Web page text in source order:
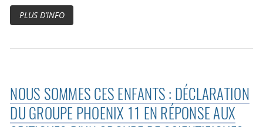
PLUS D’INFO
NOUS SOMMES CES ENFANTS : DÉCLARATION
DU GROUPE PHOENIX 11 EN RÉPONSE AUX